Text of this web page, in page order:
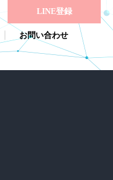
お問い合わせ
LINE登録